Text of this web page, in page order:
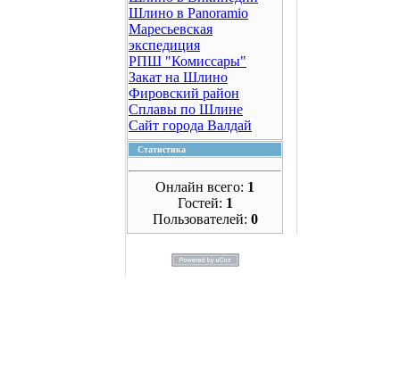
Шлино в Panoramio
Маресьевская
экспедиция
РПШ "Комиссары"
Закат на Шлино
Фировский район
Сплавы по Шлине
Сайт города Валдай
Статистика
Онлайн всего: 1
Гостей: 1
Пользователей: 0